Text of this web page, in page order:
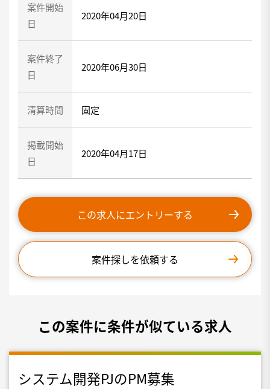
案件開始
日
2020年04月20日
案件終了
日
2020年06月30日
清算時間 固定
掲載開始
日
2020年04月17日
この求人にエントリーする
案件探しを依頼する
この案件に条件が似ている求人
システム開発PJのPM募集